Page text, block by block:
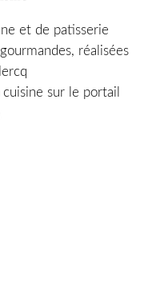
et de patisserie
réalisées
cuisine sur le portail